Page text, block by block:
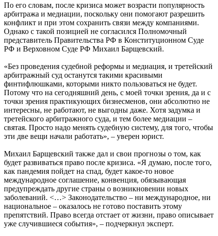
По его словам, после кризиса может возрасти популярность
арбитража и медиации, поскольку они помогают разрешить
конфликт и при этом сохранить связи между компаниями.
Однако с такой позицией не согласился Полномочный
представитель Правительства РФ в Конституционном Суде
РФ и Верховном Суде РФ Михаил Барщевский.
«Без проведения судебной реформы и медиация, и третейский
арбитражный суд останутся такими красивыми
финтифлюшками, которыми никто пользоваться не будет.
Потому что на сегодняшний день, с моей точки зрения, да и с
точки зрения практикующих бизнесменов, они абсолютно не
интересны, не работают, не выгодны даже. Хотя задумка и
третейского арбитражного суда, и тем более медиации –
святая. Просто надо менять судебную систему, для того, чтобы
эти две вещи начали работать», – уверен юрист.
Михаил Барщевский также дал и свои прогнозы о том, как
будет развиваться право после кризиса. «Я думаю, после того,
как пандемия пойдет на спад, будет какое-то новое
международное соглашение, конвенция, обязывающая
предупреждать другие страны о возникновении новых
заболеваний. <…> Законодательство – ни международное, ни
национальное – оказалось не готово поставить этому
препятствий. Право всегда отстает от жизни, право описывает
уже случившиеся события», – подчеркнул эксперт.